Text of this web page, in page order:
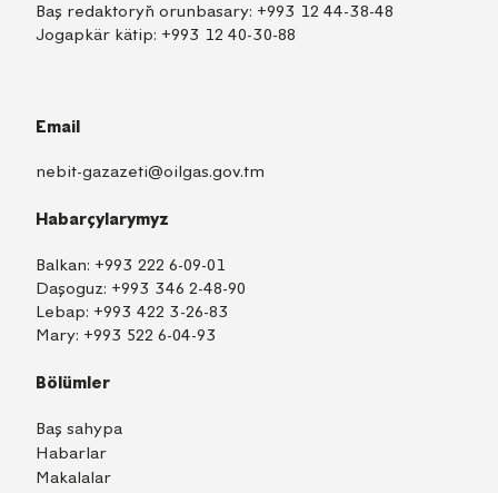
Baş redaktoryň orunbasary: +993 12 44-38-48
Jogapkär kätip: +993 12 40-30-88
Email
nebit-gazazeti@oilgas.gov.tm
Habarçylarymyz
Balkan: +993 222 6-09-01
Daşoguz: +993 346 2-48-90
Lebap: +993 422 3-26-83
Mary: +993 522 6-04-93
Bölümler
Baş sahypa
Habarlar
Makalalar